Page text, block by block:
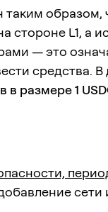
образом,
стороне L1, а
— это
средства.
в размере 1